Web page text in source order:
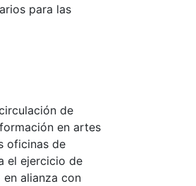
para las
de
en artes
oficinas de
el ejercicio de
alianza con